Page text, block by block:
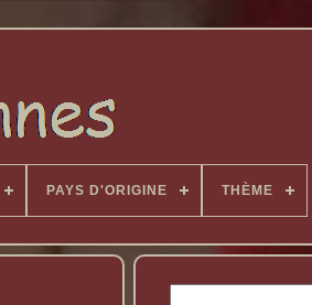
PAYS D'ORIGINE THÈME